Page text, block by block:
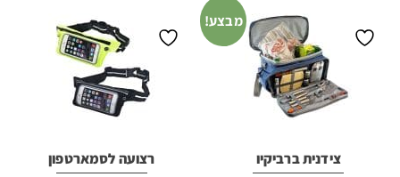
מבצע!
צידנית ברביקיו רצועה לסמארטפון